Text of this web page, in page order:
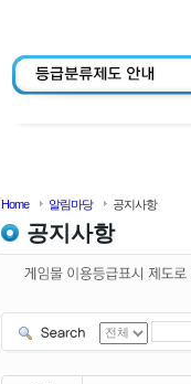
Home 알림마당 공지사항
공지사항